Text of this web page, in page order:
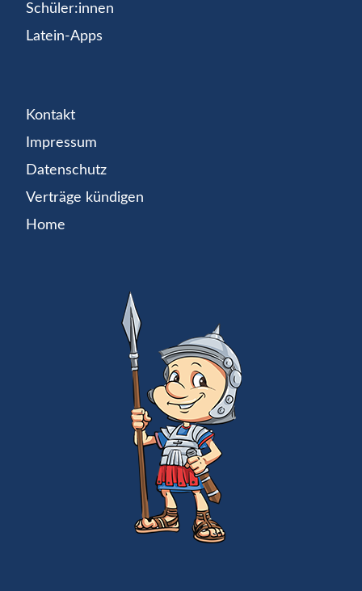
Schüler:innen
Latein-Apps
Kontakt
Impressum
Datenschutz
Verträge kündigen
Home